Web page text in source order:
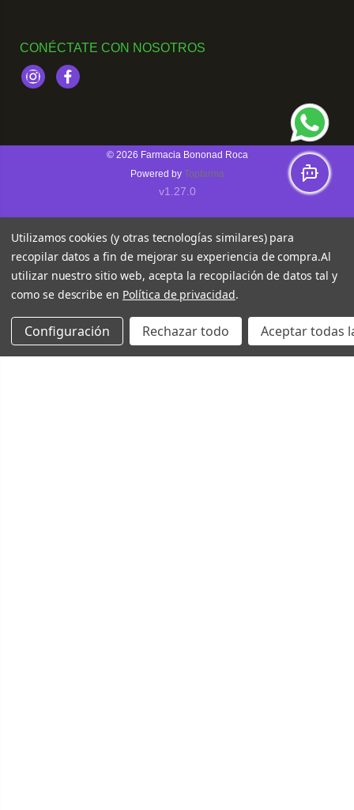
CONÉCTATE CON NOSOTROS
InstagramFacebook
© 2026 Farmacia Bononad Roca
Powered by Topfarma
v1.27.0
Utilizamos cookies (y otras tecnologías similares) para
recopilar datos a fin de mejorar su experiencia de compra.Al
utilizar nuestro sitio web, acepta la recopilación de datos tal y
como se describe en Política de privacidad.
Configuración Rechazar todo Aceptar todas